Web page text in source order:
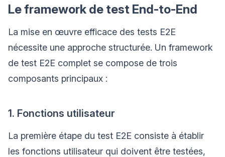
Le framework de test End-to-End
La mise en œuvre efficace des tests E2E
nécessite une approche structurée. Un framework
de test E2E complet se compose de trois
composants principaux :
1. Fonctions utilisateur
La première étape du test E2E consiste à établir
les fonctions utilisateur qui doivent être testées,